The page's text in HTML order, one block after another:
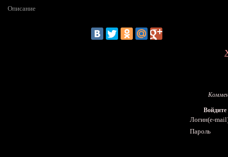
Описание
Логин(e-
Пароль